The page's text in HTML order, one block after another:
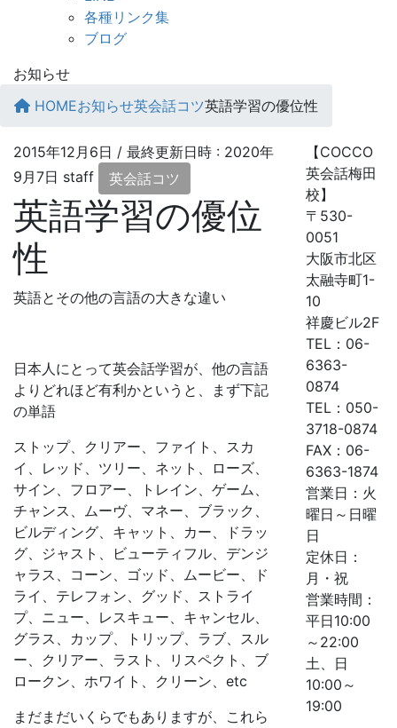
各種リンク集
ブログ
お知らせ
HOMEお知らせ英会話コツ英語学習の優位性
2015年12月6日 / 最終更新日時 : 2020年
9月7日 staff 英会話コツ
英語学習の優位
性
英語とその他の言語の大きな違い
日本人にとって英会話学習が、他の言語
よりどれほど有利かというと、まず下記
の単語
ストップ、クリアー、ファイト、スカ
イ、レッド、ツリー、ネット、ローズ、
サイン、フロアー、トレイン、ゲーム、
チャンス、ムーヴ、マネー、ブラック、
ビルディング、キャット、カー、ドラッ
グ、ジャスト、ビューティフル、デンジ
ャラス、コーン、ゴッド、ムービー、ド
ライ、テレフォン、グッド、ストライ
プ、ニュー、レスキュー、キャンセル、
グラス、カップ、トリップ、ラブ、スル
ー、クリアー、ラスト、リスペクト、ブ
ロークン、ホワイト、クリーン、etc
まだまだいくらでもありますが、これら
【COCCO
英会話梅田
校】
〒530-
0051
大阪市北区
太融寺町1-
10
祥慶ビル2F
TEL：06-
6363-
0874
TEL：050-
3718-0874
FAX：06-
6363-1874
営業日：火
曜日～日曜
日
定休日：
月・祝
営業時間：
平日10:00
～22:00
土、日
10:00～
19:00